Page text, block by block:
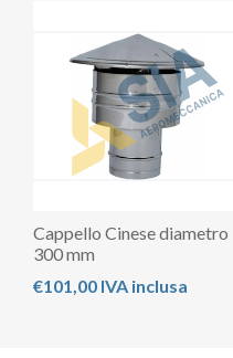
Cappello Cinese diametro
300 mm
€101,00 IVA inclusa